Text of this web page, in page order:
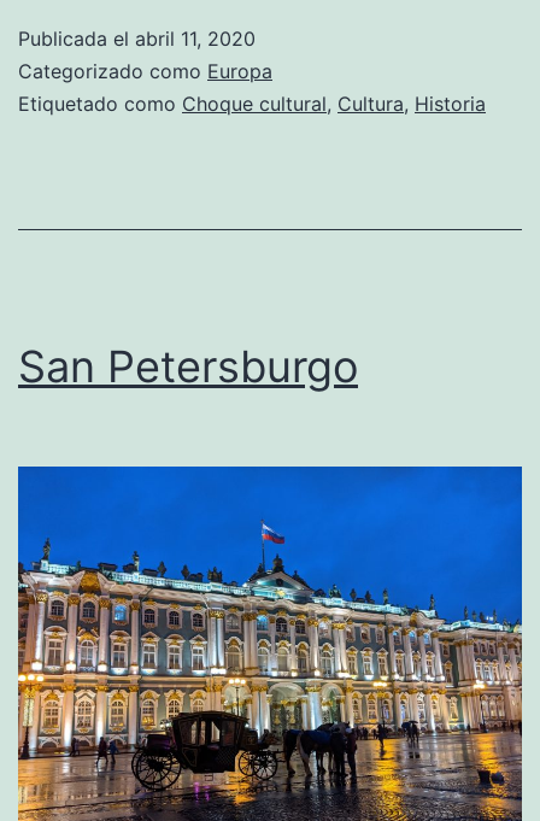
Publicada el abril 11, 2020
Categorizado como Europa
Etiquetado como Choque cultural, Cultura, Historia
San Petersburgo